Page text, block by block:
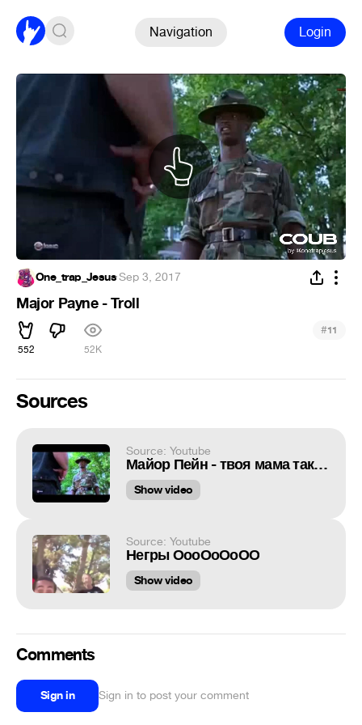
Navigation Login
One_trap_Jesus·Sep 3, 2017
Major Payne - Troll
552 52K
#11
Sources
Source: Youtube
Майор Пейн - твоя мама такая толстая...
Show video
Source: Youtube
Негры ОооОоОоОО
Show video
Comments
Sign in Sign in to post your comment